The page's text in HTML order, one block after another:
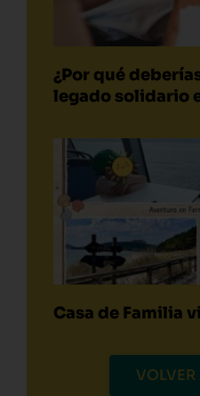
¿Por qué
legado solidario
Casa de Familia